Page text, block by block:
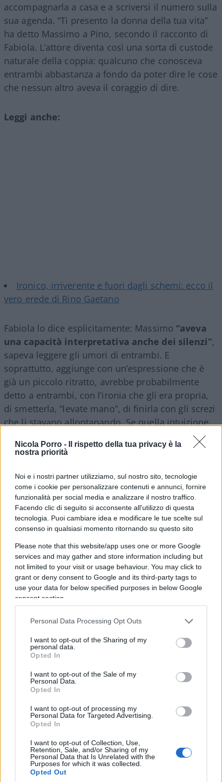
Nicola Porro -
Il rispetto della tua privacy è la
nostra priorità
Noi e i nostri partner utilizziamo, sul nostro sito, tecnologie
come i cookie per personalizzare contenuti e annunci, fornire
funzionalità per social media e analizzare il nostro traffico.
Facendo clic di seguito si acconsente all'utilizzo di questa
tecnologia. Puoi cambiare idea e modificare le tue scelte sul
consenso in qualsiasi momento ritornando su questo sito
Please note that this website/app uses one or more Google
services and may gather and store information including but
not limited to your visit or usage behaviour. You may click to
grant or deny consent to Google and its third-party tags to
use your data for below specified purposes in below Google
consent section.
Personal Data Processing Opt Outs
I want to opt-out of the Sharing of my
personal data.
Opted In
I want to opt-out of the Sale of my
Personal Data.
Opted In
I want to opt-out of processing my
Personal Data for Targeted Advertising.
Opted In
I want to opt-out of Collection, Use,
Retention, Sale, and/or Sharing of my
Personal Data that Is Unrelated with the
Purposes for which it was collected.
Opted Out
accompagnarla a casa e a scriversi il numero sulla
sua agenda. “Ti presento la donna della tua vita”
ha detto Massimo a Pino, secondo il racconto di
Fabiola. L’attore diventa così una sorta di custode
naturale della coppia: qualcuno che conosceva
entrambi abbastanza a fondo da poter dire le cose
che nessun altro aveva il coraggio di dire.
Leggi anche:
Ironico, irriverente e fuori dagli schemi: ecco il
vero erede di Rino Gaetano
Fabiola lo dice esplicitamente: Massimo “aveva
una capacità interpretativa anche dei silenzi”,
sapeva leggere gli umori di entrambi. E
soprattutto, aggiunge con un’espressione che è
già un piccolo ritratto, avrebbe probabilmente
detto a entrambi, con l’ironia che gli era propria,
di smetterla, “levate mano”, di finirla con gli screzi
che li stavano allontanando. Se quella intuizione
fosse fondata, la domanda diventa inevitabile: un
Massimo Troisi vivo nel 2015 avrebbe davvero
semplicemente il modo in cui il dolore, a distanza
di tempo, cerca un varco per immaginare un
finale diverso.
Il secondo tassello del “cosa sarebbe successo se”
riguardauna serata precisa: il concerto di
Capodanno in diretta Rai, quattro giorni prima
della morte di Pino Daniele, nel gennaio 2015.
Fabiola racconta che quella sera furono eseguiti
“Io per lei” e “Amore senza fine”. Brani che